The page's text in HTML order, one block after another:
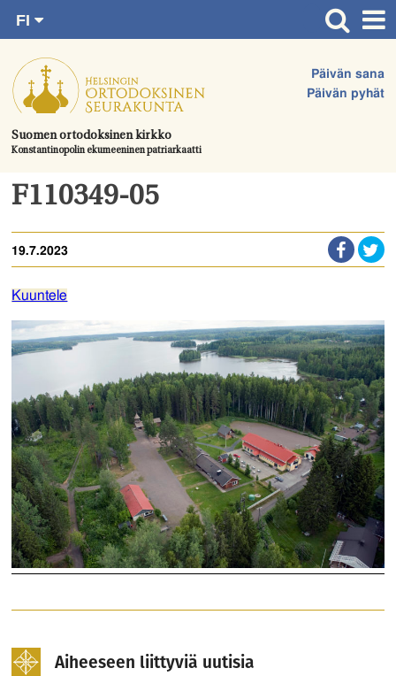
suoraan
sisältöön.
Suomen ortodoksinen kirkko
Konstantinopolin ekumeeninen patriarkaatti
Päivän sana
Päivän pyhät
FI
SV
EN
UA
Etusivu
Ajankohtaista
Juhlat & toimitukset
Kirkot
Tule mukaan
Hautausmaa
Yhteystiedot
F110349-05
19.7.2023
Kuuntele
Aiheeseen liittyviä uutisia